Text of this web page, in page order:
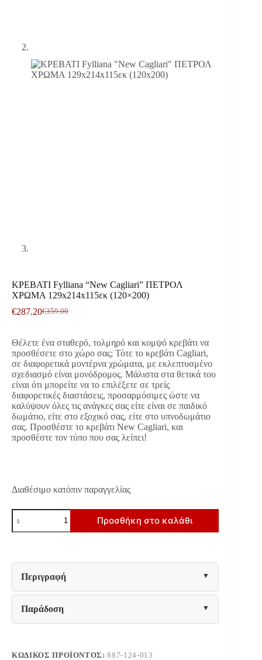
ΚΡΕΒΑΤΙ Fylliana “New Cagliari” ΠΕΤΡΟΛ
ΧΡΩΜΑ 129x214x115εκ (120×200)
€359.00
Original
was:
€359.00.
€287.20Η
τιμή
είναι:
€287.20.
Θέλετε ένα σταθερό, τολμηρό και κομψό κρεβάτι να
προσθέσετε στο χώρο σας; Τότε το κρεβάτι Cagliari,
σε διαφορετικά μοντέρνα χρώματα, με εκλεπτυσμένο
σχεδιασμό είναι μονόδρομος. Μάλιστα στα θετικά του
είναι ότι μπορείτε να το επιλέξετε σε τρείς
διαφορετικές διαστάσεις, προσαρμόσιμες ώστε να
καλύψουν όλες τις ανάγκες σας είτε είναι σε παιδικό
δωμάτιο, είτε στο εξοχικό σας, είτε στο υπνοδωμάτιο
σας. Προσθέστε το κρεβάτι New Cagliari, και
προσθέστε τον τύπο που σας λείπει!
Διαθέσιμο κατόπιν παραγγελίας
ΚΡΕΒΑΤΙ
Fylliana
"New
ΧΡΩΜΑ
129x214x115εκ
(120x200)
ποσότητα
Προσθήκη στο καλάθι
Περιγραφή
Παράδοση
ΚΩΔΙΚΌΣ ΠΡΟΪΌΝΤΟΣ:887-124-013